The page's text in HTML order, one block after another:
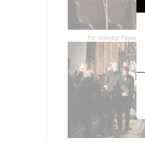
Nauka
Edukacja
Projekty
fot. Instytut Papieża